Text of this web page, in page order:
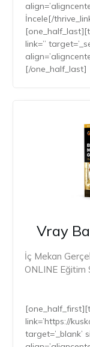
İncele[/
link=”
[/one_half_last]
Vray
İç Mekan
ONLINE Eğitim
link=’https://
target=’_blank’